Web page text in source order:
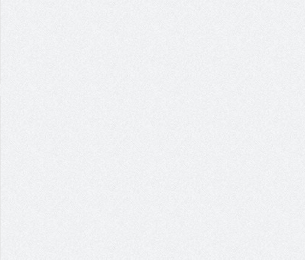
( مشعل بن عبد الله ) .. أمير يحمل
جينات الوطن ويتغذى من عشق
القيادة
حوار يحمل جينات الوطن مع الأمير
مشعل بن عبد الله بن عبد العزيز
رئيس غرفة نجران محيميد آل شرمه:
عضو مجلس الشارقة الرياضي